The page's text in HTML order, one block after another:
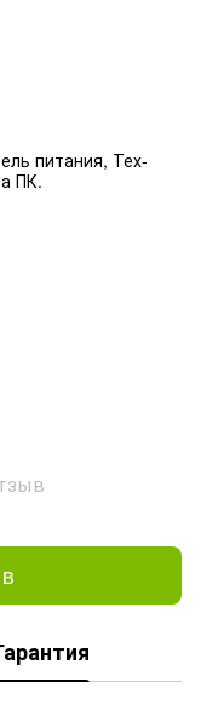
питания, Тех-
ПК.